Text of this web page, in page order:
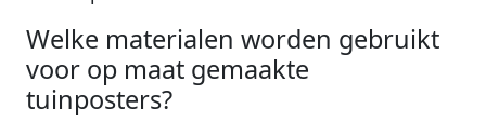
Welke materialen worden gebruikt
voor op maat gemaakte
tuinposters?